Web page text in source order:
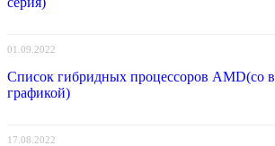
01.09.2022
Список гибридных процессоров AMD(со
графикой)
17.08.2022